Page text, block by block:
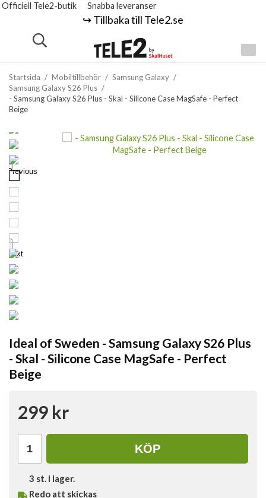
Officiell Tele2-butik Snabba leveranser
↪️ Tillbaka till Tele2.se
Startsida / Mobiltillbehör / Samsung Galaxy /
Samsung Galaxy S26 Plus /
- Samsung Galaxy S26 Plus - Skal - Silicone Case MagSafe - Perfect
Beige
Previous
Next
Ideal of Sweden - Samsung Galaxy S26 Plus
- Skal - Silicone Case MagSafe - Perfect
Beige
299 kr
KÖP
3 st. i lager.
Redo att skickas